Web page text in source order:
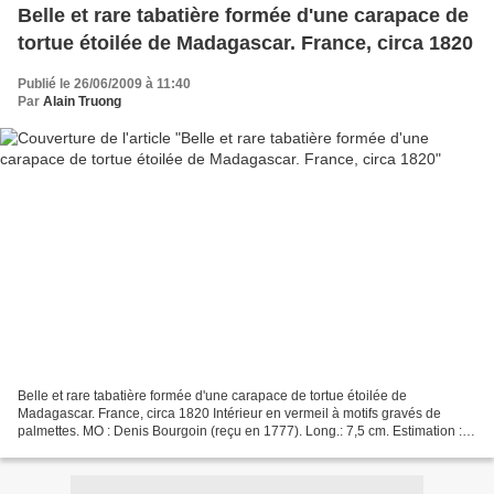
Belle et rare tabatière formée d'une carapace de
tortue étoilée de Madagascar. France, circa 1820
Publié le 26/06/2009 à 11:40
Par Alain Truong
Belle et rare tabatière formée d'une carapace de tortue étoilée de
Madagascar. France, circa 1820 Intérieur en vermeil à motifs gravés de
palmettes. MO : Denis Bourgoin (reçu en 1777). Long.: 7,5 cm. Estimation :